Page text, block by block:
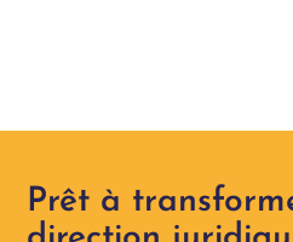
Prêt à